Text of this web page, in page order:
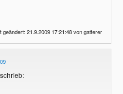
21.9.2009 17:21:48 von gatterer